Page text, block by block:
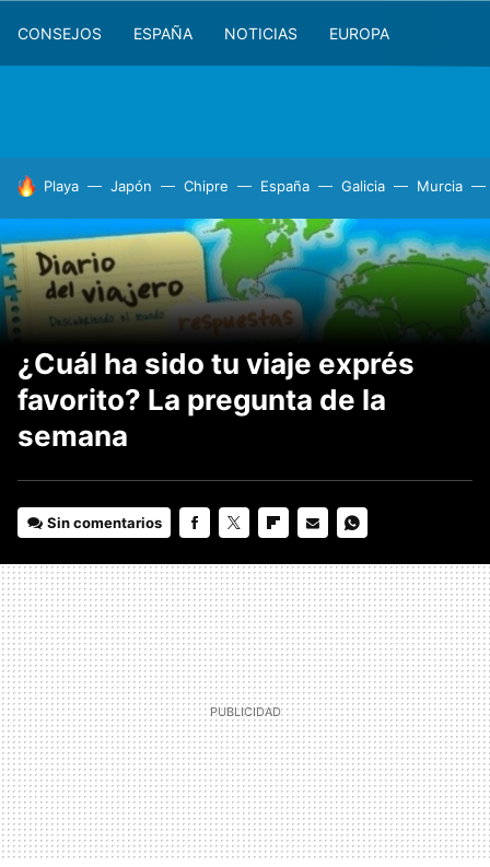
CONSEJOS ESPAÑA NOTICIAS EUROPA
HOY SE HABLA DE
Playa Japón Chipre España Galicia Murcia
¿Cuál ha sido tu viaje exprés
favorito? La pregunta de la
semana
Sin comentarios
MAIL